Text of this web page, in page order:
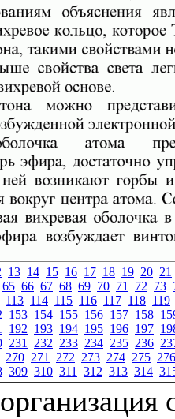
13 14 15 16 17 18 19 20 21
65 66 67 68 69 70 71 72 73
113 114 115 116 117 118 119
153 154 155 156 157 158
192 193 194 195 196 197
231 232 233 234 235 236
270 271 272 273 274 275 276
309 310 311 312 313 314